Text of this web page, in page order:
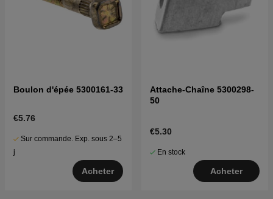
Boulon d'épée 5300161-33
€5.76
Sur commande. Exp. sous 2–5
j
Acheter
Attache-Chaîne 5300298-
50
€5.30
En stock
Acheter